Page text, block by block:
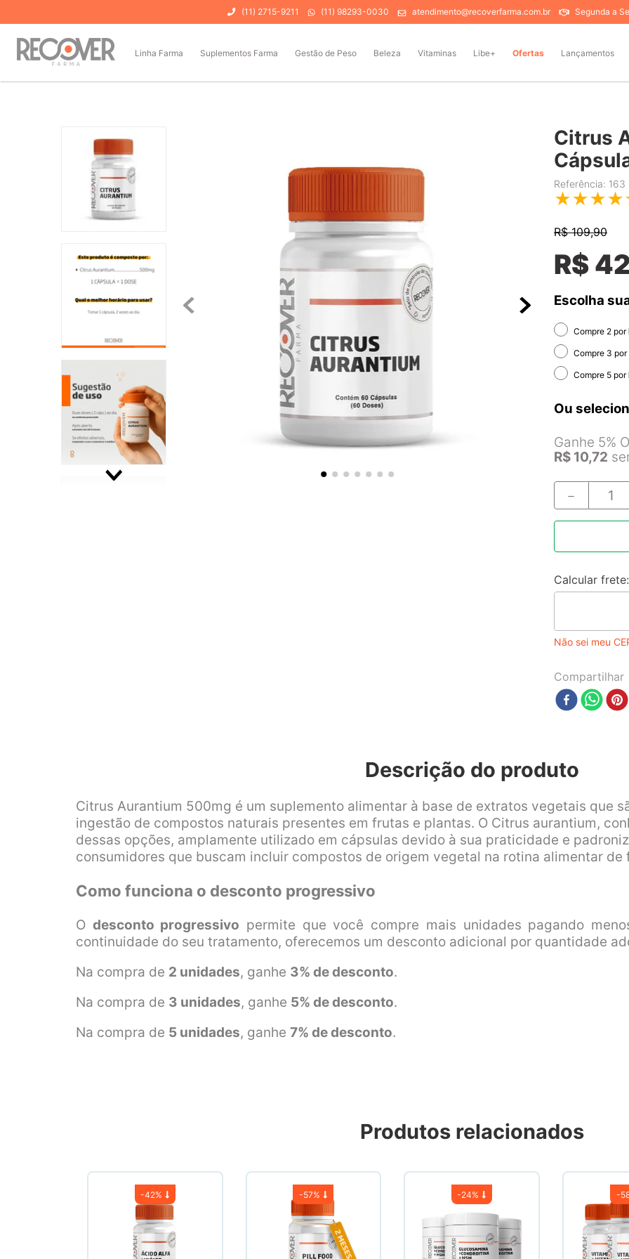
(11) 2715-9211 (11) 98293-0030 atendimento@recoverfarma.com.br Segunda a
Linha Farma Suplementos Farma Gestão de Peso Beleza Vitaminas Libe+ Ofertas Lançamentos
Citrus
Referência: 163
★★★★
R$109,90
R$
Escolha
Compre 2 por
Compre 3 por
Compre 5 por
Ou
Ganhe 5%
R$ 10,72
－
Não sei meu
Compartilhar
Descrição do produto
Citrus Aurantium 500mg é um suplemento alimentar à base de extratos vegetais que
ingestão de compostos naturais presentes em frutas e plantas. O Citrus aurantium,
dessas opções, amplamente utilizado em cápsulas devido à sua praticidade e
consumidores que buscam incluir compostos de origem vegetal na rotina alimentar de
Como funciona o desconto progressivo
O desconto progressivo permite que você compre mais unidades pagando
continuidade do seu tratamento, oferecemos um desconto adicional por quantidade
Na compra de 2 unidades, ganhe 3% de desconto.
Na compra de 3 unidades, ganhe 5% de desconto.
Na compra de 5 unidades, ganhe 7% de desconto.
Produtos relacionados
-42% -57% -24% -